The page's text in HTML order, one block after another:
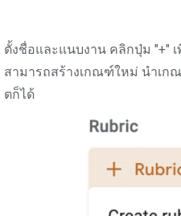
ตั้งชื่อและแนบงาน คลิกปุ่ม "+"
สามารถสร้างเกณฑ์ใหม่ นำเก
ตก็ได้